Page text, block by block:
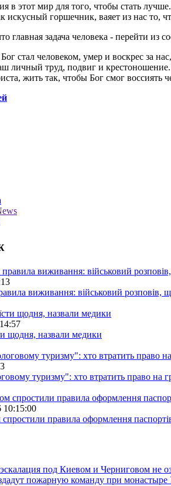
этот мир для того, чтобы стать
искусный горшечник, ваяет из нас то,
главная задача человека - перейти из
стал человеком, умер и воскрес за
личный труд, подвиг и
жить так, чтобы Бог смог
виживання: військовий розповів,
щодня, назвали медики
туризму": хто втратить право на
10:15:00
правила оформлення
под Киевом и Черниговом не
пожарную команду при